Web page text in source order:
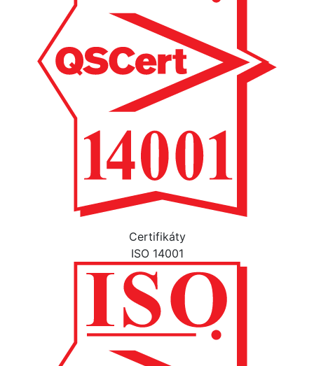
Certifikáty
ISO 14001